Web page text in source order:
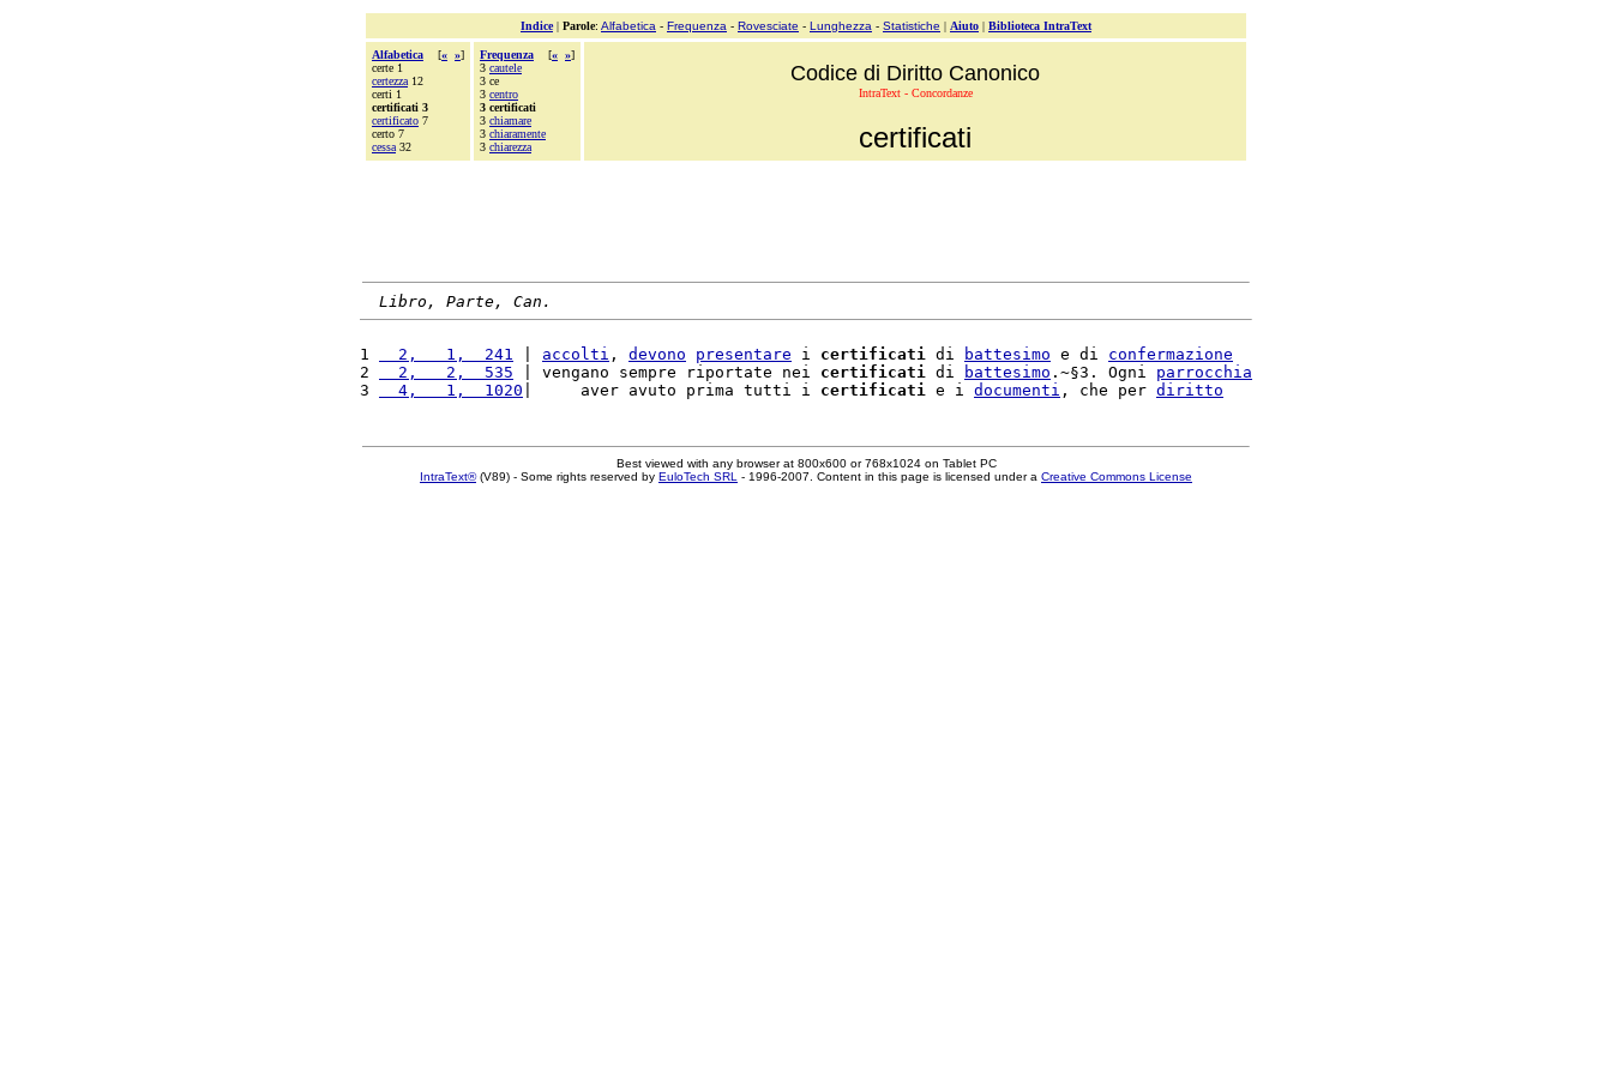
Indice| Parole: Alfabetica - Frequenza - Rovesciate - Lunghezza - Statistiche | Aiuto | Biblioteca IntraText
Alfabetica [« »]
certe 1
certezza 12
certi 1
certificati 3
certificato 7
certo 7
cessa 32
Frequenza [« »]
3 cautele
3 ce
3 centro
3 certificati
3 chiamare
3 chiaramente
3 chiarezza
Codice di Diritto Canonico
IntraText - Concordanze
certificati
Libro, Parte, Can.
1
  2,   1,  241
accolti , devono presentare i certificati di battesimo e di confermazione
2
  2,   2,  535
| vengano sempre riportate nei certificati di battesimo .~§3. Ogni parrocchia
3
  4,   1,  1020
|     aver avuto prima tutti i certificati e i documenti , che per diritto
Best viewed with any browser at 800x600 or 768x1024 on Tablet PC
IntraText®(V89) - Some rights reserved by EuloTech SRL - 1996-2007. Content in this page is licensed under a Creative Commons License